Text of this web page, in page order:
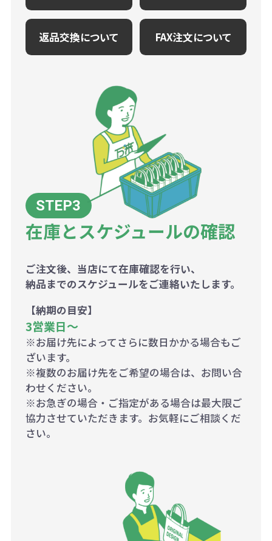
返品交換について FAX注文について
在庫とスケジュールの確認
ご注文後、当店にて在庫確認を行い、
納品までのスケジュールをご連絡いたします。
【納期の目安】
3営業日〜
※お届け先によってさらに数日かかる場合もご
ざいます。
※複数のお届け先をご希望の場合は、お問い合
わせください。
※お急ぎの場合・ご指定がある場合は最大限ご
協力させていただきます。お気軽にご相談くだ
さい。